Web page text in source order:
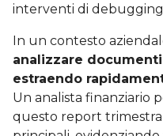
interventi di
In un contesto
analizzare
estraendo
Un analista finanziario
questo report